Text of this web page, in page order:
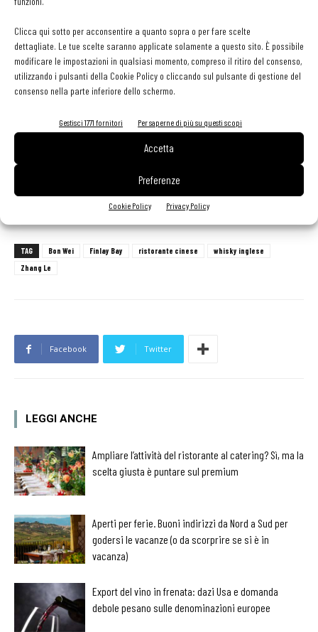
Clicca qui sotto per acconsentire a quanto sopra o per fare scelte
dettagliate. Le tue scelte saranno applicate solamente a questo sito. È possibile
modificare le impostazioni in qualsiasi momento, compreso il ritiro del consenso,
utilizzando i pulsanti della Cookie Policy o cliccando sul pulsante di gestione del
consenso nella parte inferiore dello schermo.
Gestisci 1771 fornitori Per saperne di più su questi scopi
Accetta
Preferenze
Cookie Policy Privacy Policy
esempio, presto la "Zhang Le Selection" si arricchirà di un whiskey
particolare proveniente da una distilleria irlandese. Ovviamente,
quello degli imbottigliamenti è un business a due vie che impatta
non solo sul mio locale, ma anche sul mercato cinese dove i miei
whisky e i distillati di qualità in genere sono sempre più ricercati.
ad esempio a Milano sono già presenti al Bob, noto cocktail bar
milanese all'Isola, e mi piacerebbe aprire un giorno a Shanghai un
whisky e cigar club».
TAG Bon Wei Finlay Bay ristorante cinese
whisky inglese
Zhang Le
Facebook Twitter
LEGGI ANCHE
Ampliare l’attività del ristorante al catering? Sì, ma la
scelta giusta è puntare sul premium
Aperti per ferie. Buoni indirizzi da Nord a Sud per
godersi le vacanze (o da scorprire se si è in
vacanza)
Export del vino in frenata: dazi Usa e domanda
debole pesano sulle denominazioni europee